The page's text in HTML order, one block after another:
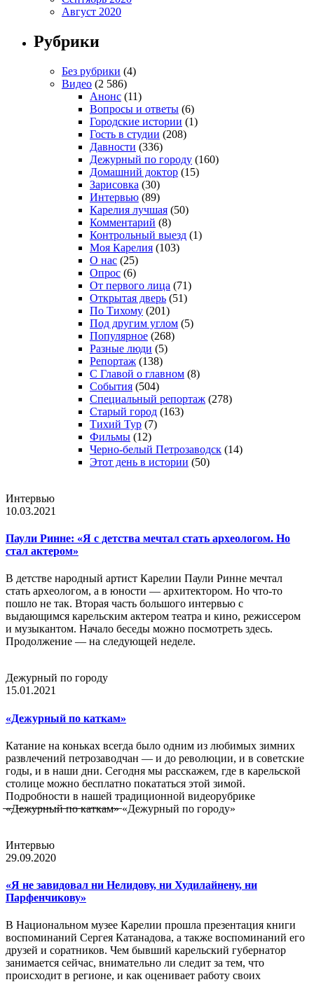
Август 2020
Рубрики
Без рубрики (4)
Видео (2 586)
Анонс (11)
Вопросы и ответы (6)
Городские истории (1)
Гость в студии (208)
Давности (336)
Дежурный по городу (160)
Домашний доктор (15)
Зарисовка (30)
Интервью (89)
Карелия лучшая (50)
Комментарий (8)
Контрольный выезд (1)
Моя Карелия (103)
О нас (25)
Опрос (6)
От первого лица (71)
Открытая дверь (51)
По Тихому (201)
Под другим углом (5)
Популярное (268)
Разные люди (5)
Репортаж (138)
С Главой о главном (8)
События (504)
Специальный репортаж (278)
Старый город (163)
Тихий Тур (7)
Фильмы (12)
Черно-белый Петрозаводск (14)
Этот день в истории (50)
Интервью
10.03.2021
Паули Ринне: «Я с детства мечтал стать археологом. Но
стал актером»
В детстве народный артист Карелии Паули Ринне мечтал
стать археологом, а в юности — архитектором. Но что-то
пошло не так. Вторая часть большого интервью с
выдающимся карельским актером театра и кино, режиссером
и музыкантом. Начало беседы можно посмотреть здесь.
Продолжение — на следующей неделе.
Дежурный по городу
15.01.2021
«Дежурный по каткам»
Катание на коньках всегда было одним из любимых зимних
развлечений петрозаводчан — и до революции, и в советские
годы, и в наши дни. Сегодня мы расскажем, где в карельской
столице можно бесплатно покататься этой зимой.
Подробности в нашей традиционной видеорубрике
̶«̶Д̶е̶ж̶у̶р̶н̶ы̶й̶ ̶п̶о̶ ̶к̶а̶т̶к̶а̶м̶»̶ «Дежурный по городу»
Интервью
29.09.2020
«Я не завидовал ни Нелидову, ни Худилайнену, ни
Парфенчикову»
В Национальном музее Карелии прошла презентация книги
воспоминаний Сергея Катанадова, а также воспоминаний его
друзей и соратников. Чем бывший карельский губернатор
занимается сейчас, внимательно ли следит за тем, что
происходит в регионе, и как оценивает работу своих